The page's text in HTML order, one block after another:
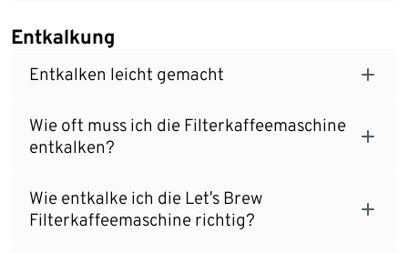
Entkalkung
Entkalken leicht gemacht
Wie oft muss ich die Filterkaffeemaschine
entkalken?
Wie entkalke ich die Let’s Brew
Filterkaffeemaschine richtig?